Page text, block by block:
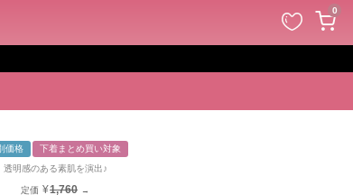
0
価格
下着まとめ買い対象
透明感のある素肌を演出♪
定価 ¥1,760 →
ジト
ップ